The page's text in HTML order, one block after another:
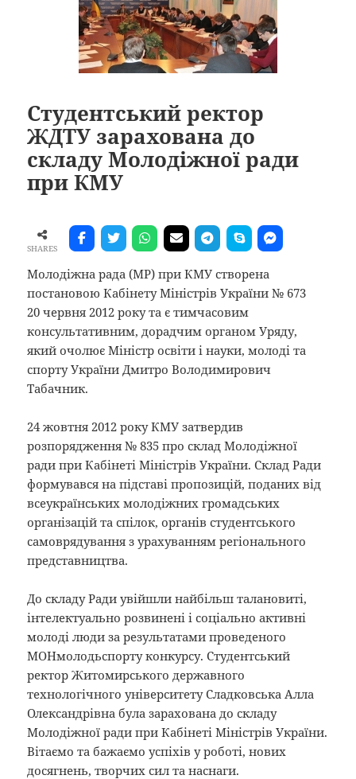
Студентський ректор
ЖДТУ зарахована до
складу Молодіжної ради
при КМУ
SHARES
Молодіжна рада (МР) при КМУ створена
постановою Кабінету Міністрів України № 673
20 червня 2012 року та є тимчасовим
консультативним, дорадчим органом Уряду,
який очолює Міністр освіти і науки, молоді та
спорту України Дмитро Володимирович
Табачник.
24 жовтня 2012 року КМУ затвердив
розпорядження № 835 про склад Молодіжної
ради при Кабінеті Міністрів України. Склад Ради
формувався на підставі пропозицій, поданих від
всеукраїнських молодіжних громадських
організацій та спілок, органів студентського
самоврядування з урахуванням регіонального
представництва.
До складу Ради увійшли найбільш талановиті,
інтелектуально розвинені і соціально активні
молоді люди за результатами проведеного
МОНмолодьспорту конкурсу. Студентський
ректор Житомирського державного
технологічного університету Сладковська Алла
Олександрівна була зарахована до складу
Молодіжної ради при Кабінеті Міністрів України.
Вітаємо та бажаємо успіхів у роботі, нових
досягнень, творчих сил та наснаги.